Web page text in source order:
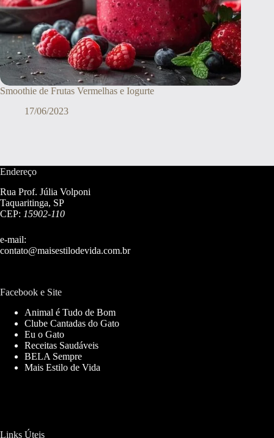
Smoothie de Frutas Vermelhas e Iogurte
17/06/2023
Endereço
Rua Prof. Júlia Volponi
Taquaritinga, SP
CEP: 15902-110
e-mail:
contato@maisestilodevida.com.br
Facebook e Site
Animal é Tudo de Bom
Clube Cantadas do Gato
Eu o Gato
Receitas Saudáveis
BELA Sempre
Mais Estilo de Vida
Links Úteis